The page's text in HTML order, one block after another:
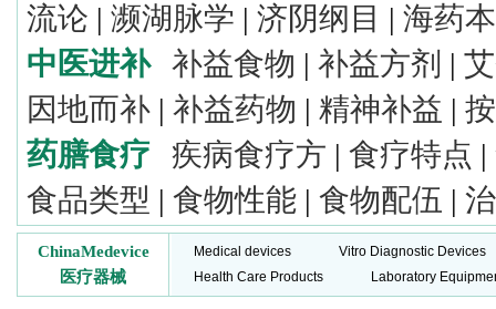
流论 | 濒湖脉学 | 济阴纲目 | 海药
中医进补
补益食物 | 补益方剂 |
因地而补 | 补益药物 | 精神补益 |
药膳食疗
疾病食疗方 | 食疗特点 |
食品类型 | 食物性能 | 食物配伍 |
ChinaMedevice
医疗器械
Medical devices
Vitro Diagnostic Devices
Health Care Products
Laboratory